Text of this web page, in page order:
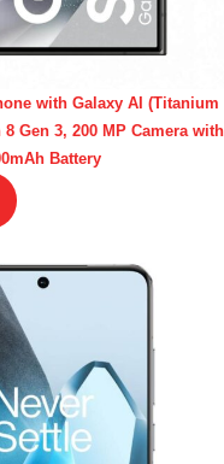
with Galaxy AI (Titanium
Gen 3, 200 MP Camera with
Battery